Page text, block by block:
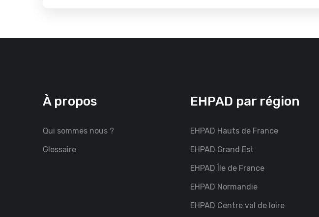
À propos
Qui sommes nous ?
Glossaire
EHPAD par région
EHPAD Hauts de France
EHPAD Grand Est
EHPAD Île de France
EHPAD Normandie
EHPAD Centre val de loire